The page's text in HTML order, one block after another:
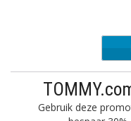
Gebruik deze